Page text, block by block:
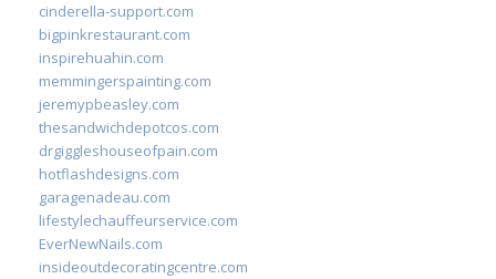
cinderella-support.com
bigpinkrestaurant.com
inspirehuahin.com
memmingerspainting.com
jeremypbeasley.com
thesandwichdepotcos.com
drgiggleshouseofpain.com
hotflashdesigns.com
garagenadeau.com
lifestylechauffeurservice.com
EverNewNails.com
insideoutdecoratingcentre.com